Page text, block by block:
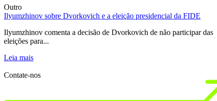
Outro
Ilyumzhinov sobre Dvorkovich e a eleição presidencial da FIDE
Ilyumzhinov comenta a decisão de Dvorkovich de não participar das
eleições para...
Leia mais
Contate-nos